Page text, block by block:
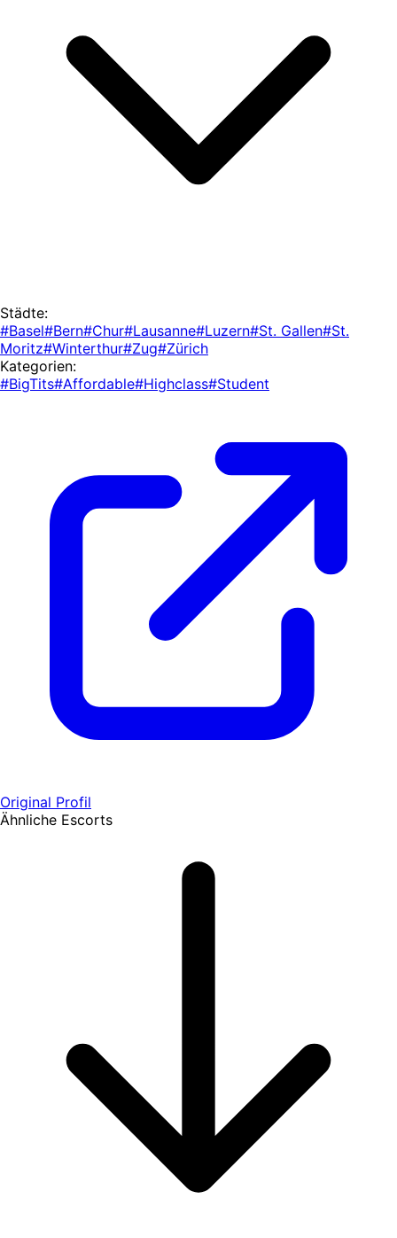
Städte:
#Basel#Bern#Chur#Lausanne#Luzern#St. Gallen#St.
Moritz#Winterthur#Zug#Zürich
Kategorien:
#BigTits#Affordable#Highclass#Student
Original Profil
Ähnliche Escorts